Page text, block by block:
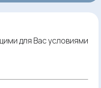
для Вас условиями